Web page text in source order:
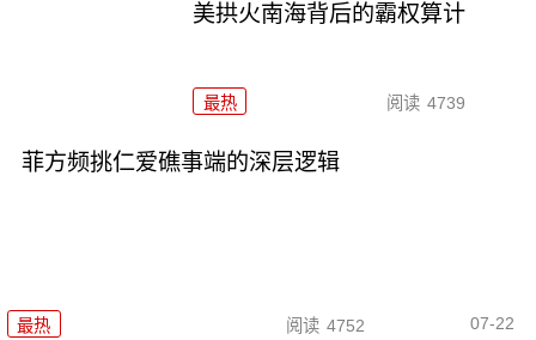
美拱火南海背后的霸权算计
最热 阅读 4739
菲方频挑仁爱礁事端的深层逻辑
最热 阅读 4752 07-22